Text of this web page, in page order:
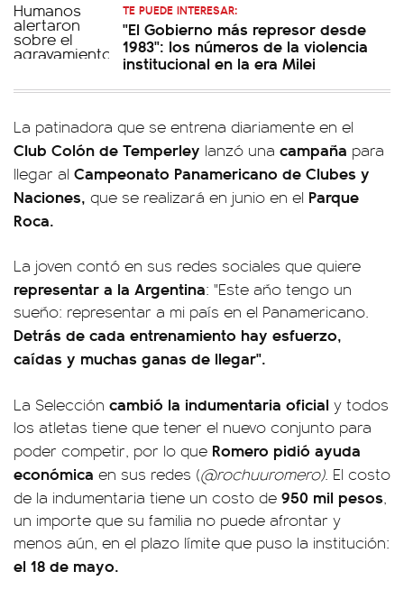
TE PUEDE INTERESAR:
"El Gobierno más represor desde
1983": los números de la violencia
institucional en la era Milei
La patinadora que se entrena diariamente en el
Club Colón de Temperley lanzó una campaña para
llegar al Campeonato Panamericano de Clubes y
Naciones, que se realizará en junio en el Parque
Roca.
La joven contó en sus redes sociales que quiere
representar a la Argentina: "Este año tengo un
sueño: representar a mi país en el Panamericano.
Detrás de cada entrenamiento hay esfuerzo,
caídas y muchas ganas de llegar".
La Selección cambió la indumentaria oficial y todos
los atletas tiene que tener el nuevo conjunto para
poder competir, por lo que Romero pidió ayuda
económica en sus redes (@rochuuromero). El costo
de la indumentaria tiene un costo de 950 mil pesos,
un importe que su familia no puede afrontar y
menos aún, en el plazo límite que puso la institución:
el 18 de mayo.